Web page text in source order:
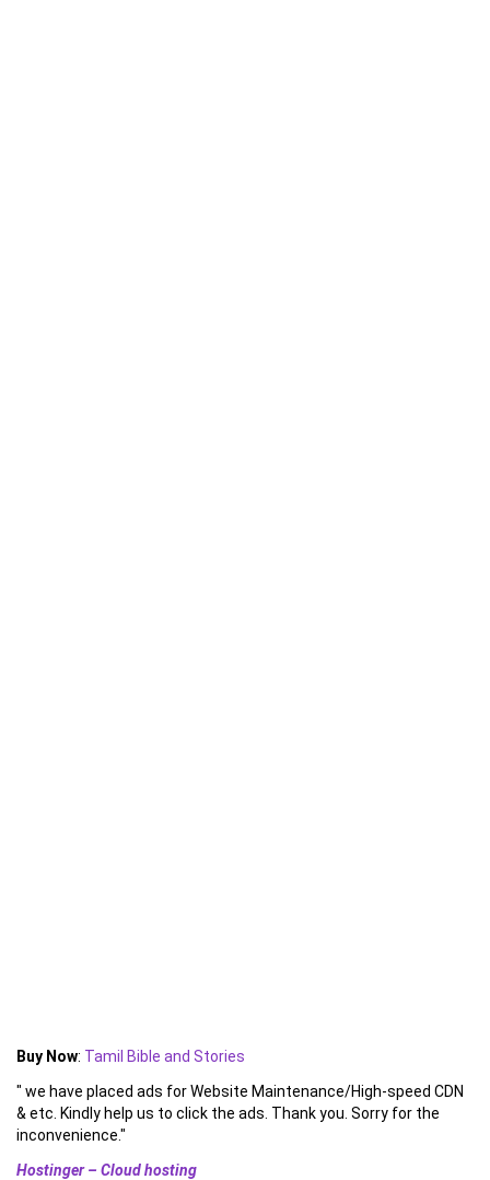
Buy Now: Tamil Bible and Stories
" we have placed ads for Website Maintenance/High-speed CDN
& etc. Kindly help us to click the ads. Thank you. Sorry for the
inconvenience."
Hostinger – Cloud hosting